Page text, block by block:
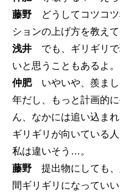
藤野 どうしてコツコツ
ションの上げ方を教えて
浅井 でも、ギリギリで
いと思うこともあるよ。
仲肥いやいや、羨まし
年だし、もっと計画的
ん、なかには追い込ま
ギリギリが向いている
私は違いそう…。
藤野 提出物にしても、
間ギリギリになってい